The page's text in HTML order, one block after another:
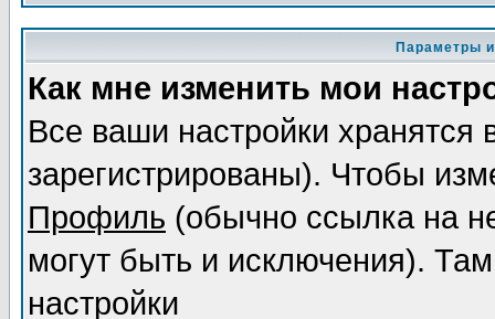
Параметры
Как мне изменить мои
Все ваши настройки
зарегистрированы). Чтобы
Профиль (обычно ссылка на
могут быть и исключения).
настройки